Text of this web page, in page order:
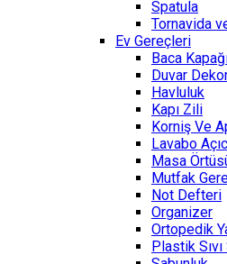
Spatula
Tornavida
Ev Gereçleri
Baca
Duvar
Havluluk
Kapı Zili
Korniş Ve
Lavabo
Masa
Mutfak
Not Defteri
Organizer
Ortopedik
Plastik